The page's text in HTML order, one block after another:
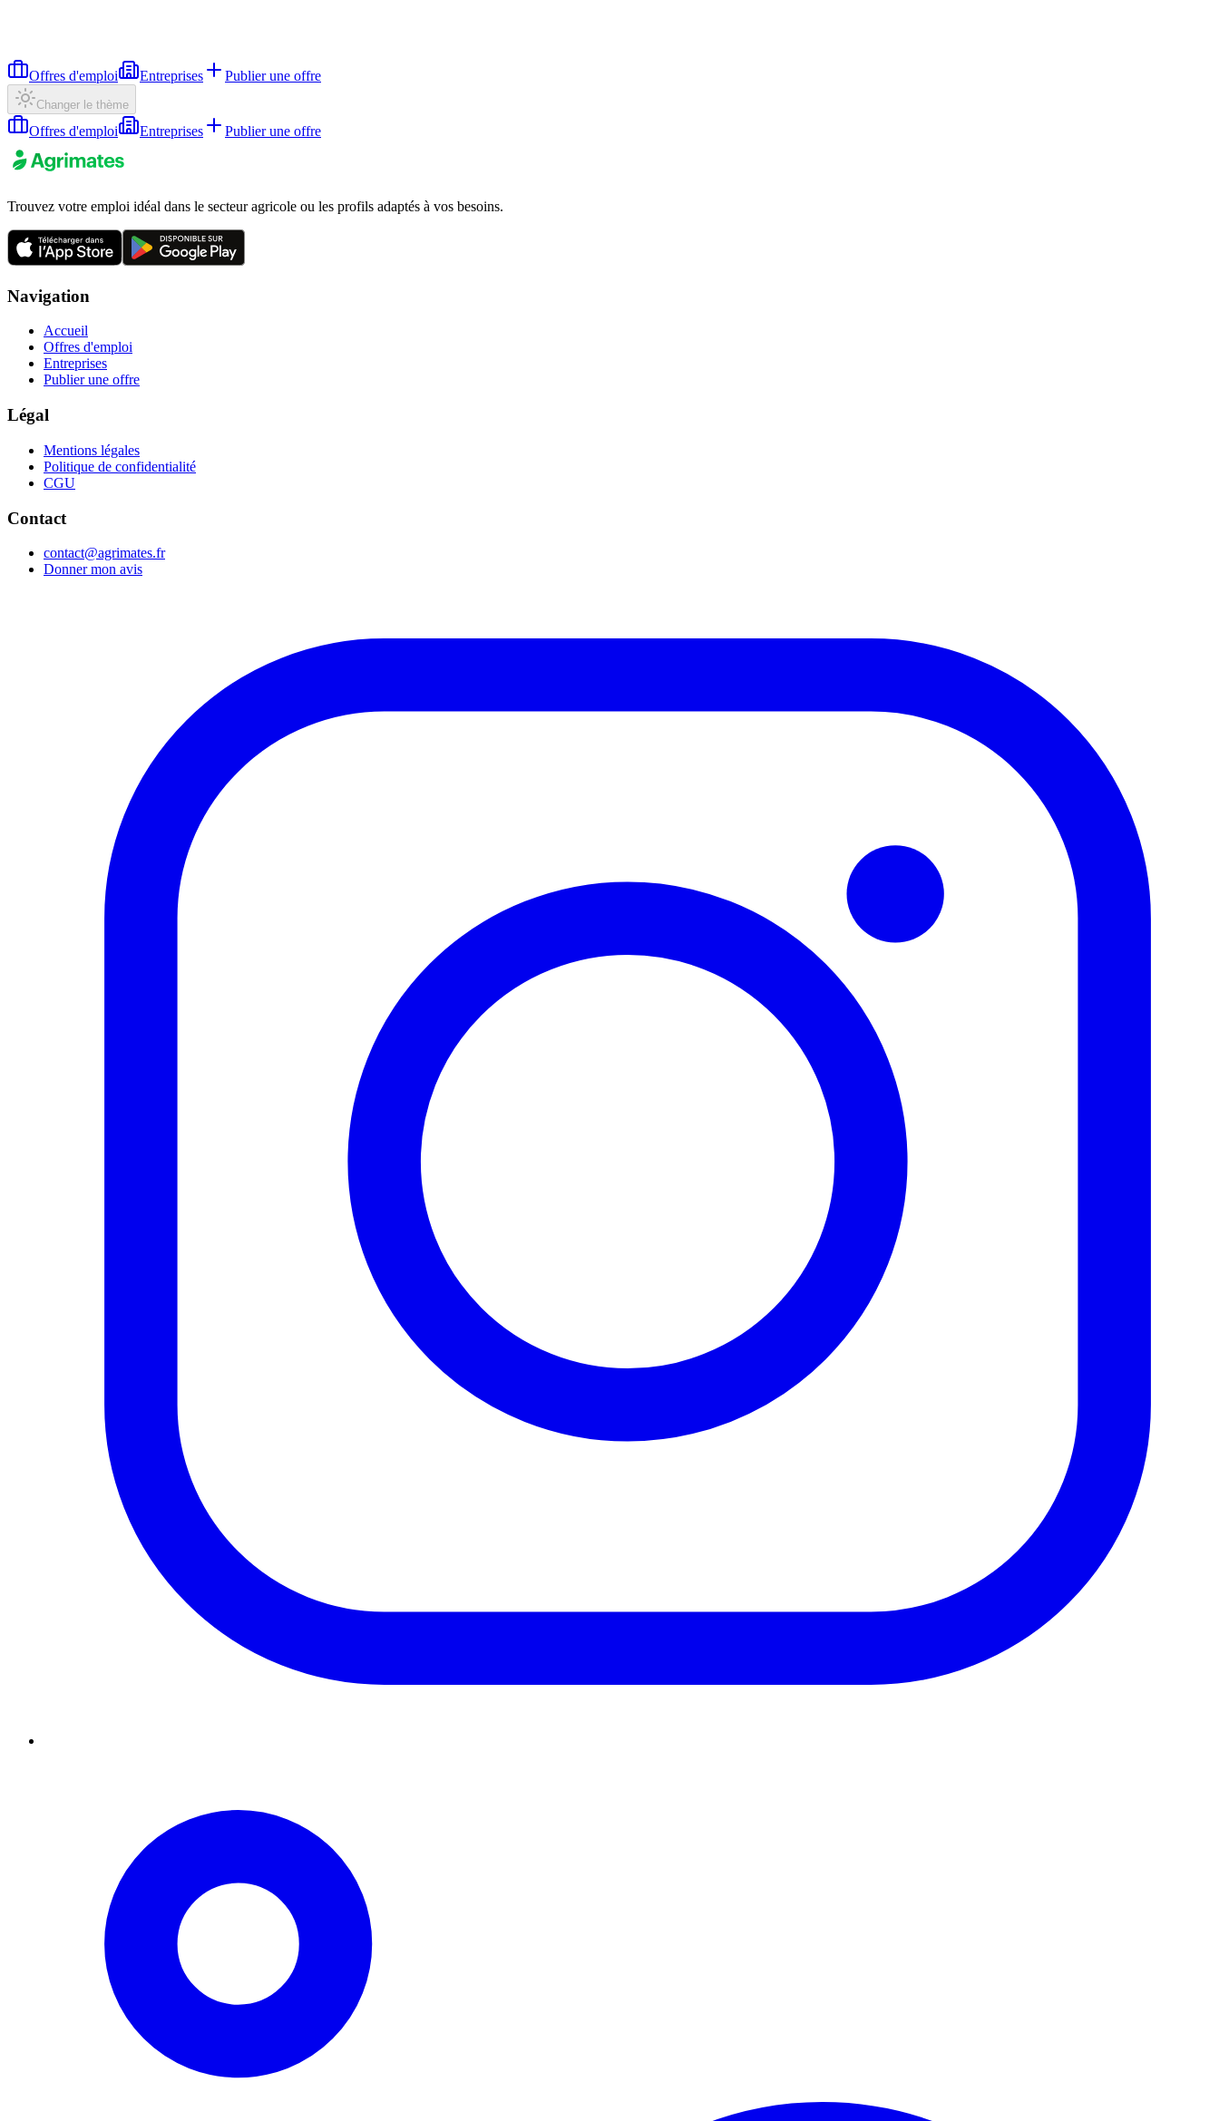
Offres d'emploi Entreprises Publier une offre
Changer le thème
Offres d'emploi Entreprises Publier une offre
Trouvez votre emploi idéal dans le secteur agricole ou les profils adaptés à vos besoins.
Navigation
Accueil
Offres d'emploi
Entreprises
Publier une offre
Légal
Mentions légales
Politique de confidentialité
CGU
Contact
contact@agrimates.fr
Donner mon avis